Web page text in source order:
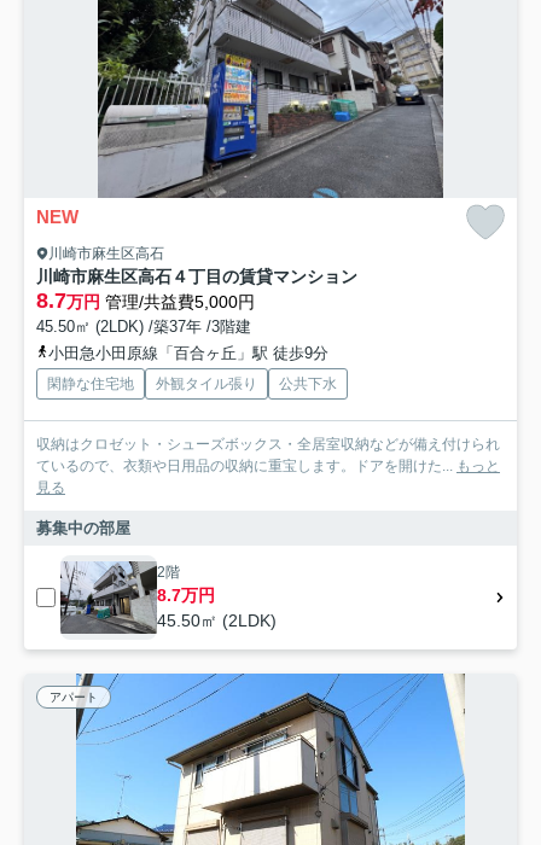
NEW
川崎市麻生区高石
川崎市麻生区高石４丁目の賃貸マンション
8.7万円 管理/共益費5,000円
45.50㎡ (2LDK) /築37年 /3階建
小田急小田原線「百合ヶ丘」駅 徒歩9分
閑静な住宅地 外観タイル張り 公共下水
収納はクロゼット・シューズボックス・全居室収納などが備え付けられ
ているので、衣類や日用品の収納に重宝します。ドアを開けた... もっと
見る
募集中の部屋
2階
8.7万円
45.50㎡ (2LDK)
アパート